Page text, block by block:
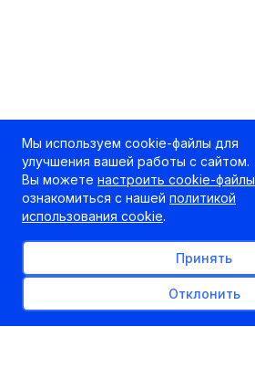
Мы используем cookie-файлы для
улучшения вашей работы с сайтом.
Вы можете настроить cookie-файлы
ознакомиться с нашей политикой
использования cookie.
Принять
Отклонить